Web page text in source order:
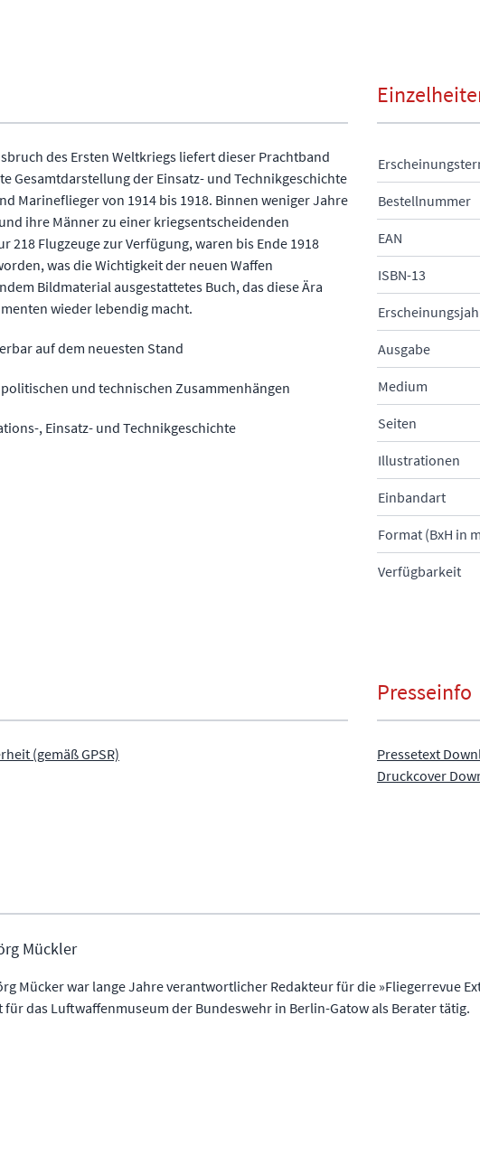
des Ersten Weltkriegs liefert dieser Prachtband
Gesamtdarstellung der Einsatz- und Technikgeschichte
Marineflieger von 1914 bis 1918. Binnen weniger Jahre
ihre Männer zu einer kriegsentscheidenden
218 Flugzeuge zur Verfügung, waren bis Ende 1918
was die Wichtigkeit der neuen Waffen
Bildmaterial ausgestattetes Buch, das diese Ära
wieder lebendig macht.
auf dem neuesten Stand
und technischen Zusammenhängen
, Einsatz- und Technikgeschichte
Bestellnummer
EAN
ISBN-13
Ausgabe
Medium
Seiten
Illustrationen
Einbandart
Format (BxH in
Verfügbarkeit
(gemäß GPSR)
Presseinfo
Pressetext
Druckcover
Mückler
Mücker war lange Jahre verantwortlicher Redakteur für die »Fliegerrevue
für das Luftwaffenmuseum der Bundeswehr in Berlin-Gatow als Berater tätig.